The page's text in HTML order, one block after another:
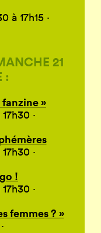
à 17h15 ·
21
:
»
·
·
!
·
femmes ? »